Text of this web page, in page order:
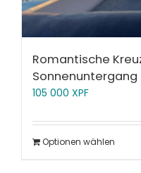
Romantische
Sonnenuntergang
105 000 XPF
Optionen wählen